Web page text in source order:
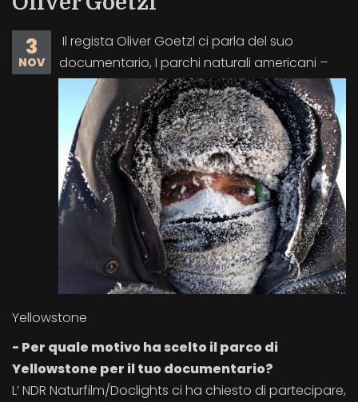
3
NOV
Il regista Oliver Goetzl ci parla del suo
documentario, I parchi naturali americani –
Yellowstone
- Per quale motivo ha scelto il parco di
Yellowstone per il tuo documentario?
L’ NDR Naturfilm/Doclights ci ha chiesto di partecipare,